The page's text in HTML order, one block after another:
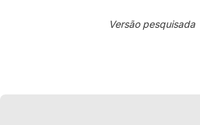
Versão pesquisada